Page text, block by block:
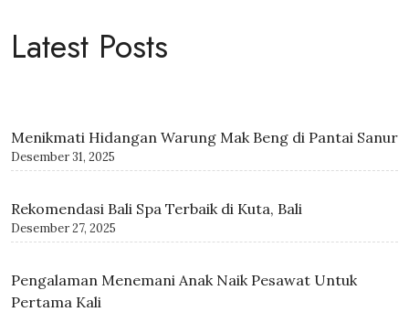
Latest Posts
Menikmati Hidangan Warung Mak Beng di Pantai Sanur
Desember 31, 2025
Rekomendasi Bali Spa Terbaik di Kuta, Bali
Desember 27, 2025
Pengalaman Menemani Anak Naik Pesawat Untuk
Pertama Kali